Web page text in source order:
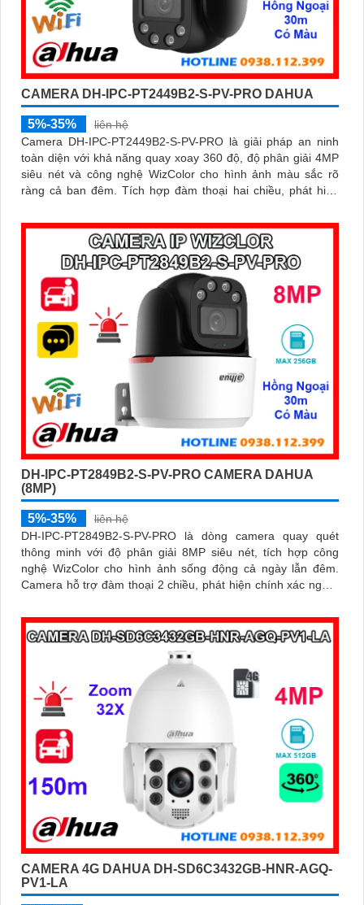
CAMERA DH-IPC-PT2449B2-S-PV-PRO DAHUA
5%-35%
liên hệ
Camera DH-IPC-PT2449B2-S-PV-PRO là giải pháp an ninh
toàn diện với khả năng quay xoay 360 độ, độ phân giải 4MP
siêu nét và công nghệ WizColor cho hình ảnh màu sắc rõ
ràng cả ban đêm. Tích hợp đàm thoại hai chiều, phát hiện
thẻ nhớ lên đến 256GB
DH-IPC-PT2849B2-S-PV-PRO CAMERA DAHUA
(8MP)
5%-35%
liên hệ
DH-IPC-PT2849B2-S-PV-PRO là dòng camera quay quét
thông minh với độ phân giải 8MP siêu nét, tích hợp công
nghệ WizColor cho hình ảnh sống động cả ngày lẫn đêm.
Camera hỗ trợ đàm thoại 2 chiều, phát hiện chính xác người
CAMERA 4G DAHUA DH-SD6C3432GB-HNR-AGQ-
PV1-LA